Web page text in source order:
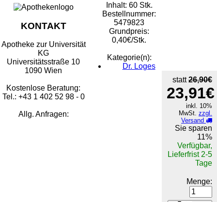
Inhalt: 60 Stk.
Bestellnummer:
5479823
Grundpreis:
0,40€/Stk.
Kategorie(n):
Dr. Loges
statt26,90€
23,91€
inkl. 10%
MwSt. zzgl.
Versand
Sie sparen
11%
Verfügbar,
Lieferfrist 2-5
Tage
Menge:
KONTAKT
Apotheke zur Universität
KG
Universitätsstraße 10
1090 Wien
Kostenlose Beratung:
Tel.: +43 1 402 52 98 - 0
Allg. Anfragen: